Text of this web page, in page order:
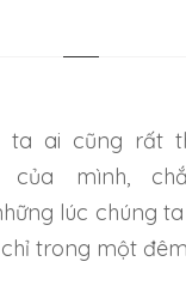
của mình,
lúc chúng
trong một